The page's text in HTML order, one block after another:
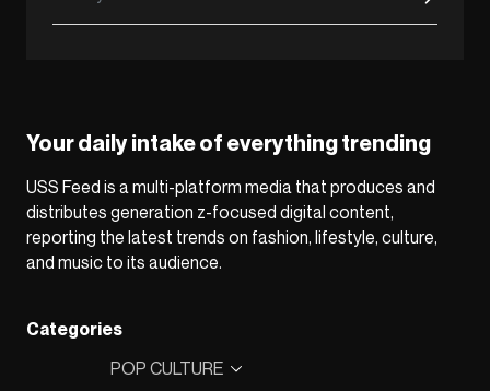
Your daily intake of everything trending
USS Feed is a multi-platform media that produces and
distributes generation z-focused digital content,
reporting the latest trends on fashion, lifestyle, culture,
and music to its audience.
Categories
POP CULTURE